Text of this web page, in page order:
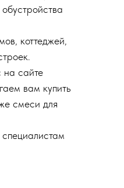
коттеджей,
на сайте
вам купить
смеси для